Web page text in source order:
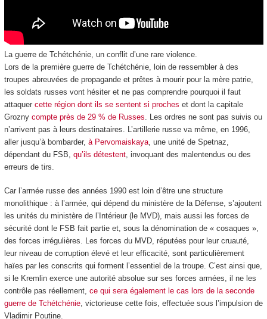
La guerre de Tchétchénie, un conflit d’une rare violence.
Lors de la première guerre de Tchétchénie, loin de ressembler à des
troupes abreuvées de propagande et prêtes à mourir pour la mère patrie,
les soldats russes vont hésiter et ne pas comprendre pourquoi il faut
attaquer cette région dont ils se sentent si proches et dont la capitale
Grozny compte près de 29 % de Russes . Les ordres ne sont pas suivis ou
n’arrivent pas à leurs destinataires. L’artillerie russe va même, en 1996,
aller jusqu’à bombarder, à Pervomaiskaya, une unité de Spetnaz,
dépendant du FSB, qu’ils détestent, invoquant des malentendus ou des
erreurs de tirs.
Car l’armée russe des années 1990 est loin d’être une structure
monolithique : à l’armée, qui dépend du ministère de la Défense, s’ajoutent
les unités du ministère de l’Intérieur (le MVD), mais aussi les forces de
sécurité dont le FSB fait partie et, sous la dénomination de « cosaques »,
des forces irrégulières. Les forces du MVD, réputées pour leur cruauté,
leur niveau de corruption élevé et leur efficacité, sont particulièrement
haïes par les conscrits qui forment l’essentiel de la troupe. C’est ainsi que,
si le Kremlin exerce une autorité absolue sur ses forces armées, il ne les
contrôle pas réellement, ce qui sera également le cas lors de la seconde
guerre de Tchétchénie, victorieuse cette fois, effectuée sous l’impulsion de
Vladimir Poutine.